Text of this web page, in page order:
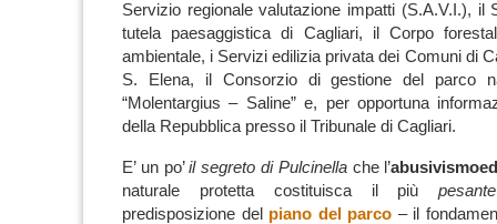
Servizio regionale valutazione impatti (S.A.V.I.), il
tutela paesaggistica di Cagliari, il Corpo
ambientale, i Servizi edilizia privata dei Comuni di
S. Elena, il Consorzio di gestione del parco
“Molentargius – Saline” e, per opportuna
della Repubblica presso il Tribunale di Cagliari.
E’ un po’il segreto di Pulcinellache l’abusivismo
naturale protetta costituisca il più
predisposizione del piano del parco – il